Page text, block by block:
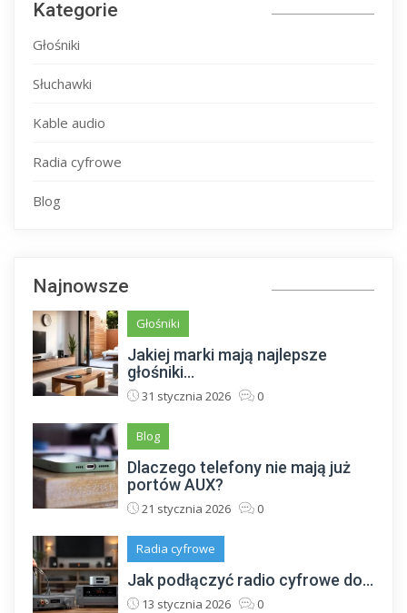
Kategorie
Głośniki
Słuchawki
Kable audio
Radia cyfrowe
Blog
Najnowsze
Głośniki
Jakiej marki mają najlepsze
głośniki...
31 stycznia 2026 0
Blog
Dlaczego telefony nie mają już
portów AUX?
21 stycznia 2026 0
Radia cyfrowe
Jak podłączyć radio cyfrowe do...
13 stycznia 2026 0